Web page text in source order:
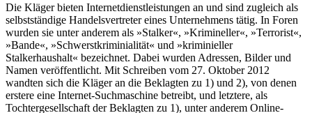
Die Kläger bieten Internetdienstleistungen an und sind zugleich als
selbstständige Handelsvertreter eines Unternehmens tätig. In Foren
wurden sie unter anderem als »Stalker«, »Krimineller«, »Terrorist«,
»Bande«, »Schwerstkriminialität« und »kriminieller
Stalkerhaushalt« bezeichnet. Dabei wurden Adressen, Bilder und
Namen veröffentlicht. Mit Schreiben vom 27. Oktober 2012
wandten sich die Kläger an die Beklagten zu 1) und 2), von denen
erstere eine Internet-Suchmaschine betreibt, und letztere, als
Tochtergesellschaft der Beklagten zu 1), unter anderem Online-